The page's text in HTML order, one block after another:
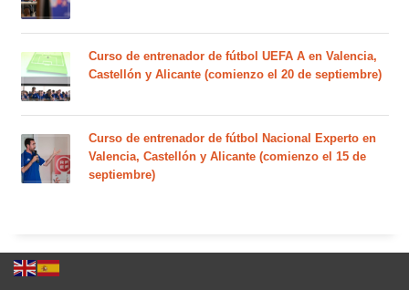
Curso de entrenador de fútbol UEFA A en Valencia,
Castellón y Alicante (comienzo el 20 de septiembre)
Curso de entrenador de fútbol Nacional Experto en
Valencia, Castellón y Alicante (comienzo el 15 de
septiembre)